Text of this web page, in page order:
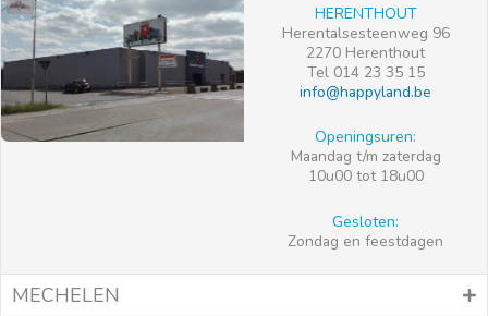
HERENTHOUT
Herentalsesteenweg 96
2270 Herenthout
Tel 014 23 35 15
info@happyland.be
Openingsuren:
Maandag t/m zaterdag
10u00 tot 18u00
Gesloten:
Zondag en feestdagen
MECHELEN